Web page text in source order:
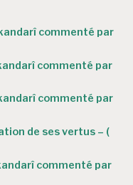
commenté par
commenté par
commenté par
de ses vertus – (
commenté par